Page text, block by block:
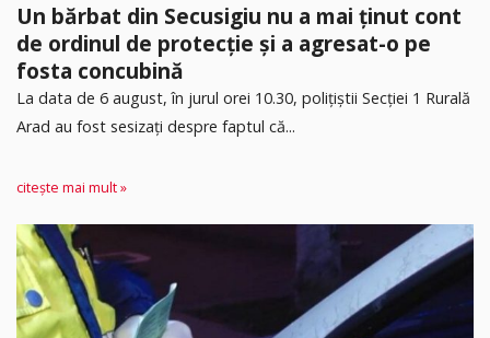
Un bărbat din Secusigiu nu a mai ținut cont
de ordinul de protecție și a agresat-o pe
fosta concubină
​La data de 6 august, în jurul orei 10.30, polițiștii Secției 1 Rurală
Arad au fost sesizați despre faptul că...
citește mai mult »